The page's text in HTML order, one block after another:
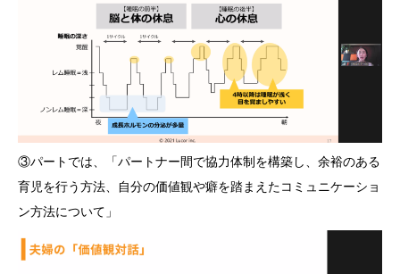
③パートでは、「パートナー間で協力体制を構築し、余裕のある
育児を行う方法、自分の価値観や癖を踏まえたコミュニケーショ
ン方法について」